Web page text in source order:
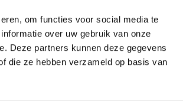
om functies voor social media te
over uw gebruik van onze
Deze partners kunnen deze gegevens
die ze hebben verzameld op basis van